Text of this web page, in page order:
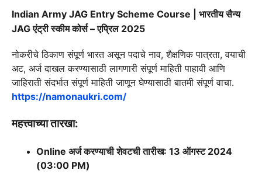
Indian Army JAG Entry Scheme Course | भारतीय सैन्य
JAG एंट्री स्कीम कोर्स – एप्रिल 2025
नोकरीचे ठिकाणसंपूर्ण भारत असून पदाचे नाव, शैक्षणिक पात्रता, वयाची
अट, अर्ज दाखल करण्यासाठी लागणारी संपूर्ण माहिती पाहावी आणि
जाहिराती संदर्भात संपूर्ण माहिती जाणून घेण्यासाठी बातमी संपूर्ण वाचा.
https://namonaukri.com/
महत्त्वाच्या तारखा:
Online अर्ज करण्याची शेवटची तारीख: 13 ऑगस्ट 2024
(03:00 PM)